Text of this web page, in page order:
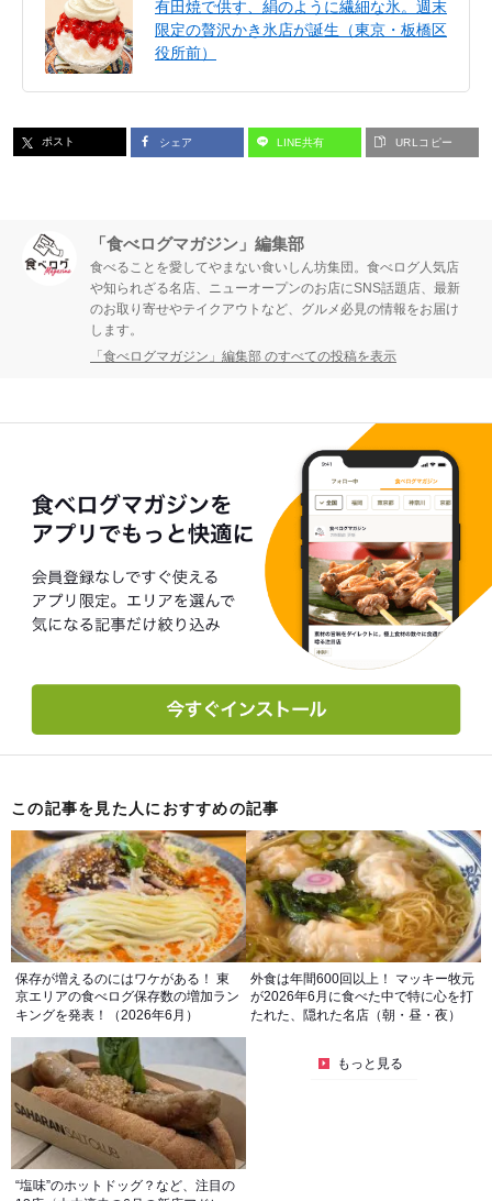
有田焼で供す、絹のように繊細な氷。週末
限定の贅沢かき氷店が誕生（東京・板橋区
役所前）
ポスト シェア LINE共有 URLコピー
「食べログマガジン」編集部
食べることを愛してやまない食いしん坊集団。食べログ人気店
や知られざる名店、ニューオープンのお店にSNS話題店、最新
のお取り寄せやテイクアウトなど、グルメ必見の情報をお届け
します。
「食べログマガジン」編集部 のすべての投稿を表示
この記事を見た人におすすめの記事
保存が増えるのにはワケがある！ 東
京エリアの食べログ保存数の増加ラン
キングを発表！（2026年6月）
外食は年間600回以上！ マッキー牧元
が2026年6月に食べた中で特に心を打
たれた、隠れた名店（朝・昼・夜）
“塩味”のホットドッグ？など、注目の
もっと見る